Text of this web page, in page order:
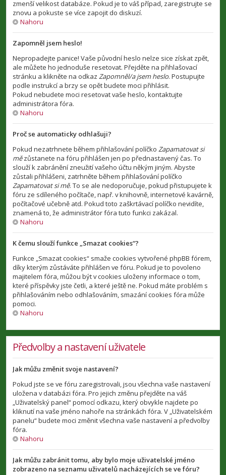
zmenší velikost databáze. Pokud je to váš případ, zaregistrujte se
znovu a pokuste se více zapojit do diskuzí.
Nahoru
Zapomněl jsem heslo!
Nepropadejte panice! Vaše původní heslo nelze sice získat zpět,
ale můžete ho jednoduše resetovat. Přejděte na přihlašovací
stránku a klikněte na odkaz Zapomněl/a jsem heslo. Postupujte
podle instrukcí a brzy se opět budete moci přihlásit.
Pokud nebudete moci resetovat vaše heslo, kontaktujte
administrátora fóra.
Nahoru
Proč se automaticky odhlašuji?
Pokud nezatrhnete během přihlašování políčko Zapamatovat si
mězůstanete na fóru přihlášen jen po přednastavený čas. To
slouží k zabránění zneužití vašeho účtu někým jiným. Abyste
zůstali přihlášeni, zatrhněte během přihlašování políčko
Zapamatovat si mě. To se ale nedoporučuje, pokud přistupujete k
fóru ze sdíleného počítače, např. v knihovně, internetové kavárně,
počítačové učebně atd. Pokud toto zaškrtávací políčko nevidíte,
znamená to, že administrátor fóra tuto funkci zakázal.
Nahoru
K čemu slouží funkce „Smazat cookies“?
Funkce „Smazat cookies“ smaže cookies vytvořené phpBB fórem,
díky kterým zůstáváte přihlášen ve fóru. Pokud je to povoleno
majitelem fóra, můžou být v cookies uloženy informace o tom,
které příspěvky jste četli, a které ještě ne. Pokud máte problém s
přihlašováním nebo odhlašováním, smazání cookies fóra může
pomoci.
Nahoru
Předvolby a nastavení uživatele
Jak můžu změnit svoje nastavení?
Pokud jste se ve fóru zaregistrovali, jsou všechna vaše nastavení
uložena v databázi fóra. Pro jejich změnu přejděte na váš
„Uživatelský panel“ pomocí odkazu, který obvykle najdete po
kliknutí na vaše jméno nahoře na stránkách fóra. V „Uživatelském
panelu“ budete moci změnit všechna vaše nastavení a předvolby
fóra.
Nahoru
Jak můžu zabránit tomu, aby bylo moje uživatelské jméno
zobrazeno na seznamu uživatelů nacházejících se ve fóru?